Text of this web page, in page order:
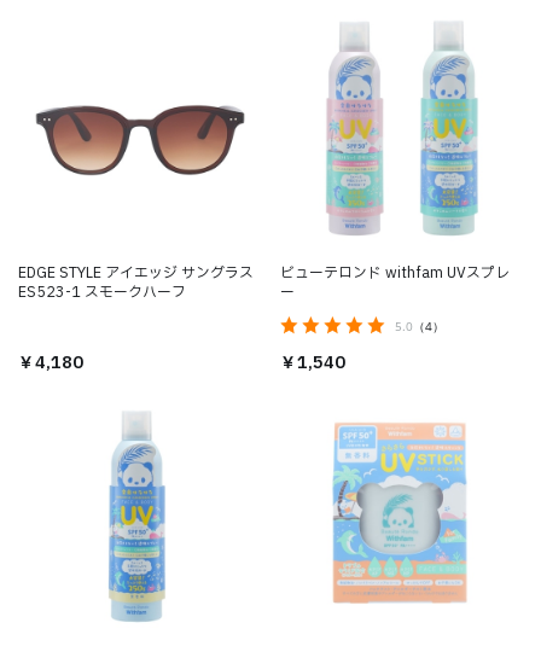
EDGE STYLE アイエッジ サングラス
ES523-1 スモークハーフ
￥4,180
ビューテロンド withfam UVスプレ
ー
5.0 （4）
￥1,540